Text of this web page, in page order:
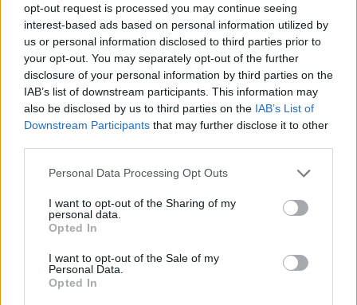
opt-out request is processed you may continue seeing
interest-based ads based on personal information utilized by
us or personal information disclosed to third parties prior to
your opt-out. You may separately opt-out of the further
disclosure of your personal information by third parties on the
IAB’s list of downstream participants. This information may
also be disclosed by us to third parties on the IAB’s List of
Downstream Participants that may further disclose it to other
Personal Data Processing Opt Outs
I want to opt-out of the Sharing of my
personal data.
Opted In
I want to opt-out of the Sale of my
Personal Data.
Opted In
razzismo. LaBrachettiriporta la calma e fa
concludere la Gismondo: “Il 5 agosto è stato
pubblicato lo studio sui vaccinati e non
vaccinati e sul medesimo rischio di
contagiosità. L’ho detto perché non vorrei che
con il green pass si abbassassero le misure
di sicurezza. Bisogna assolutamente
vaccinarsi ma il successo si avrà quando tutti
i 4 milioni e mezzo di persone a rischio morte
e severità saranno state vaccinate. Non
diffusione del virus quindi oggi l’unico mezzo
sicuro per limitarlo è la mascherina unita al
di gregge: non si raggiungerà. Al massimo
avremo l’immunità di collettività”.